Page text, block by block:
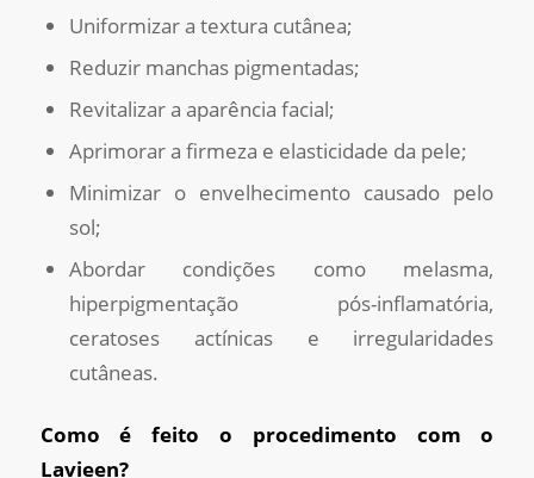
Uniformizar a textura cutânea;
Reduzir manchas pigmentadas;
Revitalizar a aparência facial;
Aprimorar a firmeza e elasticidade da pele;
Minimizar o envelhecimento causado pelo
sol;
Abordar condições como melasma,
hiperpigmentação pós-inflamatória,
ceratoses actínicas e irregularidades
cutâneas.
Como é feito o procedimento com o
Lavieen?